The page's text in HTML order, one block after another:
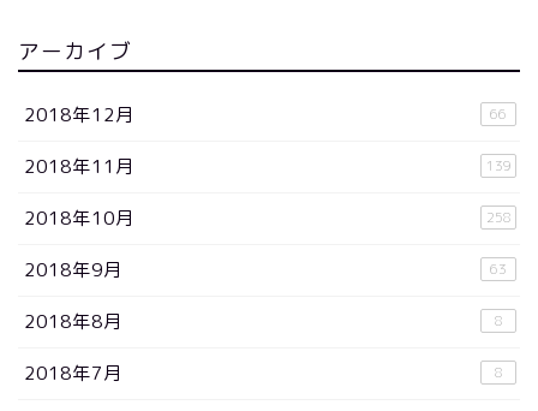
アーカイブ
2018年12月 66
2018年11月 139
2018年10月 258
2018年9月 63
2018年8月 8
2018年7月 8